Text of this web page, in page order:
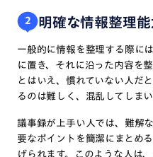
2 明確な情報整理
一般的に情報を整理する際に
に置き、それに沿った内容を
とはいえ、慣れていない人だ
るのは難しく、混乱してしまい
議事録が上手い人では、難解
要なポイントを簡潔にまとめ
げられます。このような人は